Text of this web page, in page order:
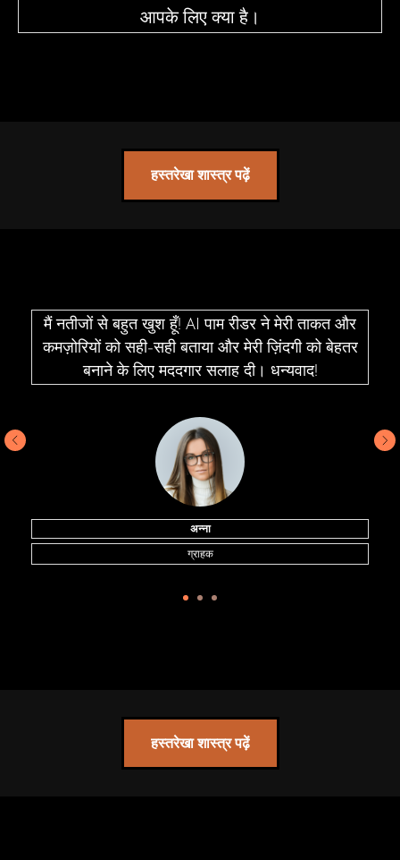
आपके लिए क्या है।
हस्तरेखा शास्त्र पढ़ें
मैं नतीजों से बहुत खुश हूँ! AI पाम रीडर ने मेरी ताकत और
कमज़ोरियों को सही-सही बताया और मेरी ज़िंदगी को बेहतर
बनाने के लिए मददगार सलाह दी। धन्यवाद!
अन्ना
ग्राहक
हस्तरेखा शास्त्र पढ़ें